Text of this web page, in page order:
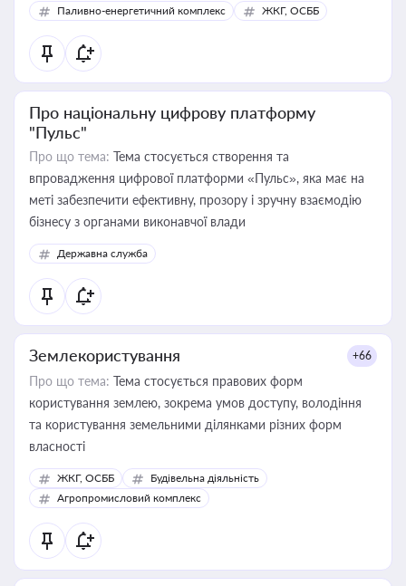
Паливно-енергетичний комплекс ЖКГ, ОСББ
Про національну цифрову платформу
"Пульс"
Про що тема: Тема стосується створення та
впровадження цифрової платформи «Пульс», яка має на
меті забезпечити ефективну, прозору і зручну взаємодію
бізнесу з органами виконавчої влади
Державна служба
Землекористування +66
Про що тема: Тема стосується правових форм
користування землею, зокрема умов доступу, володіння
та користування земельними ділянками різних форм
власності
ЖКГ, ОСББ
Будівельна діяльність
Агропромисловий комплекс